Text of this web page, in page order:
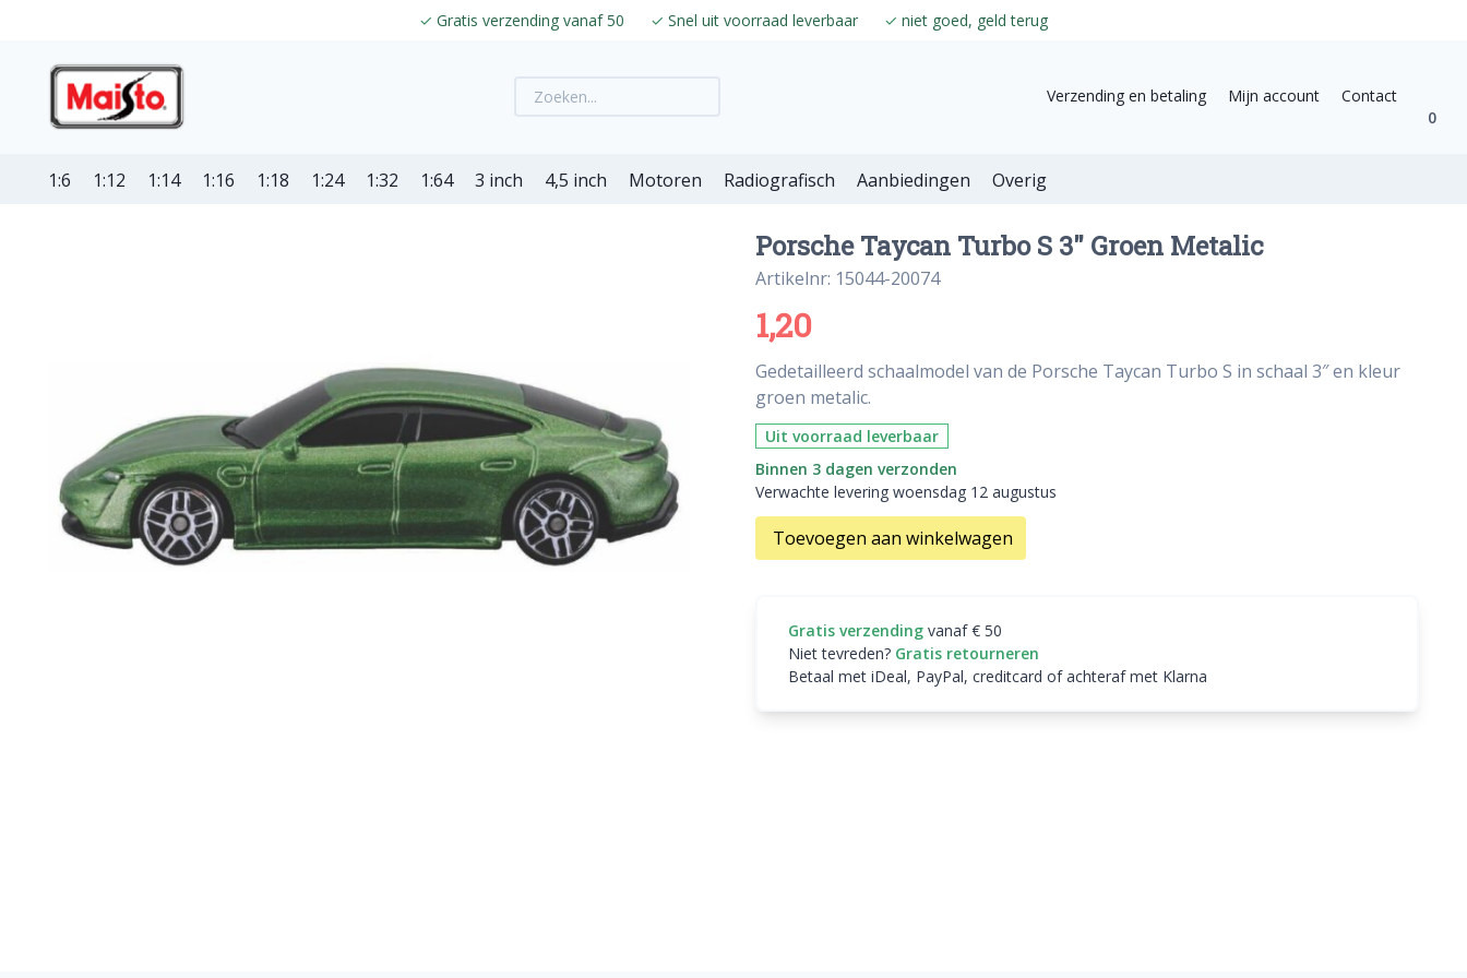
✓ Gratis verzending vanaf 50 ✓ Snel uit voorraad leverbaar ✓ niet goed, geld terug
Verzending en betaling Mijn account
Contact
0
1:6 1:12 1:14 1:16 1:18 1:24 1:32 1:64 3 inch 4,5 inch Motoren Radiografisch Aanbiedingen Overig
Porsche Taycan Turbo S 3″ Groen Metalic
Artikelnr: 15044-20074
1,20
Gedetailleerd schaalmodel van de Porsche Taycan Turbo S in schaal 3″ en kleur
groen metalic.
Uit voorraad leverbaar
Binnen 3 dagen verzonden
Verwachte levering woensdag 12 augustus
Toevoegen aan winkelwagen
Gratis verzending vanaf € 50
Niet tevreden? Gratis retourneren
Betaal met iDeal, PayPal, creditcard of achteraf met Klarna